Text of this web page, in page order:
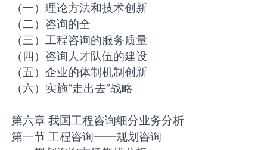
（一）理论方法和技术创新
（二）咨询的全
（三）工程咨询的服务质量
（四）咨询人才队伍的建设
（五）企业的体制机制创新
（六）实施“走出去”战略
第六章 我国工程咨询细分业务分析
第一节 工程咨询——规划咨询